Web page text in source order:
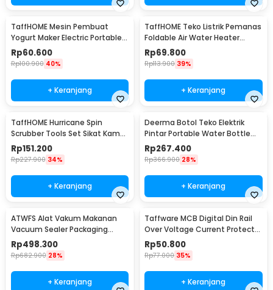
TaffHOME Mesin Pembuat
Yogurt Maker Electric Portable
15W 1L - PA-10C
Rp60.600
Rp100.900 40%
+ Keranjang
TaffHOME Teko Listrik Pemanas
Foldable Air Water Heater
600W 600ml - HY-01
Rp69.800
Rp113.900 39%
+ Keranjang
TaffHOME Hurricane Spin
Scrubber Tools Set Sikat Kamar
Mandi Elektrik - WQ8111
Rp151.200
Rp227.900 34%
+ Keranjang
Deerma Botol Teko Elektrik
Pintar Portable Water Bottle
300W 350ml - DEM-DR035S
Rp267.400
Rp366.900 28%
+ Keranjang
ATWFS Alat Vakum Makanan
Vacuum Sealer Packaging
Machine with Bag - SX-168
Rp498.300
Rp682.900 28%
+ Keranjang
Taffware MCB Digital Din Rail
Over Voltage Current Protector
220V 40A - VAP-2P
Rp50.800
Rp77.000 35%
+ Keranjang